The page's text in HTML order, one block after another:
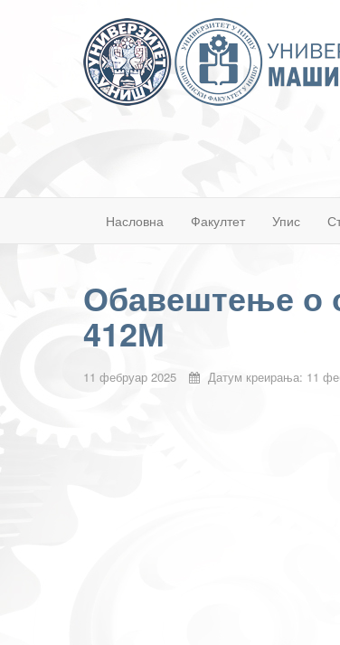
Насловна Факултет Упис
Обавештење о
412М
11 фебруар 2025 Датум креирања: 11